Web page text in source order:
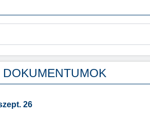
26